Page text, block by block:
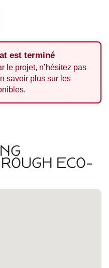
est terminé
le projet, n’hésitez pas
savoir plus sur les
ECO-